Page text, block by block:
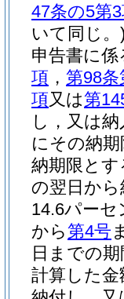
47条の5第
いて同じ。
申告書に
項 ， 第98条
項又は第
し，又は
にその納期
納期限とす
の翌日か
14.6パーセ
から第4号
日までの
計算した